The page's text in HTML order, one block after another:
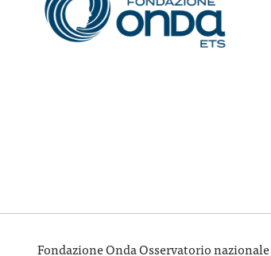
Fondazione Onda Osservatorio